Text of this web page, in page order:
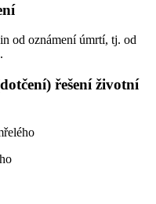
od oznámení úmrtí, tj. od
řešení životní